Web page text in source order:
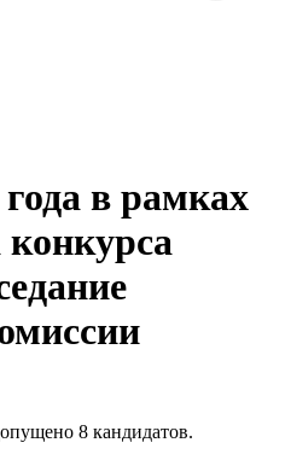
в рамках
конкурса
8 кандидатов.